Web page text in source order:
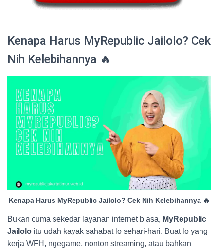
Kenapa Harus MyRepublic Jailolo? Cek
Nih Kelebihannya 🔥
Kenapa Harus MyRepublic Jailolo? Cek Nih Kelebihannya 🔥
Bukan cuma sekedar layanan internet biasa, MyRepublic
Jailolo itu udah kayak sahabat lo sehari-hari. Buat lo yang
kerja WFH, ngegame, nonton streaming, atau bahkan